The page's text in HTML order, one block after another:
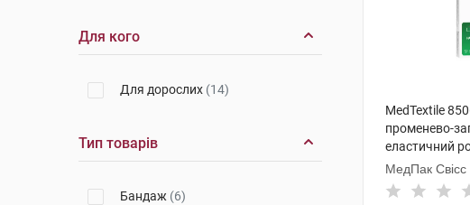
Для кого
Для дорослих (14)
Тип товарів
Бандаж (6)
MedTextile
променево-
еластичний
МедПак Свісс